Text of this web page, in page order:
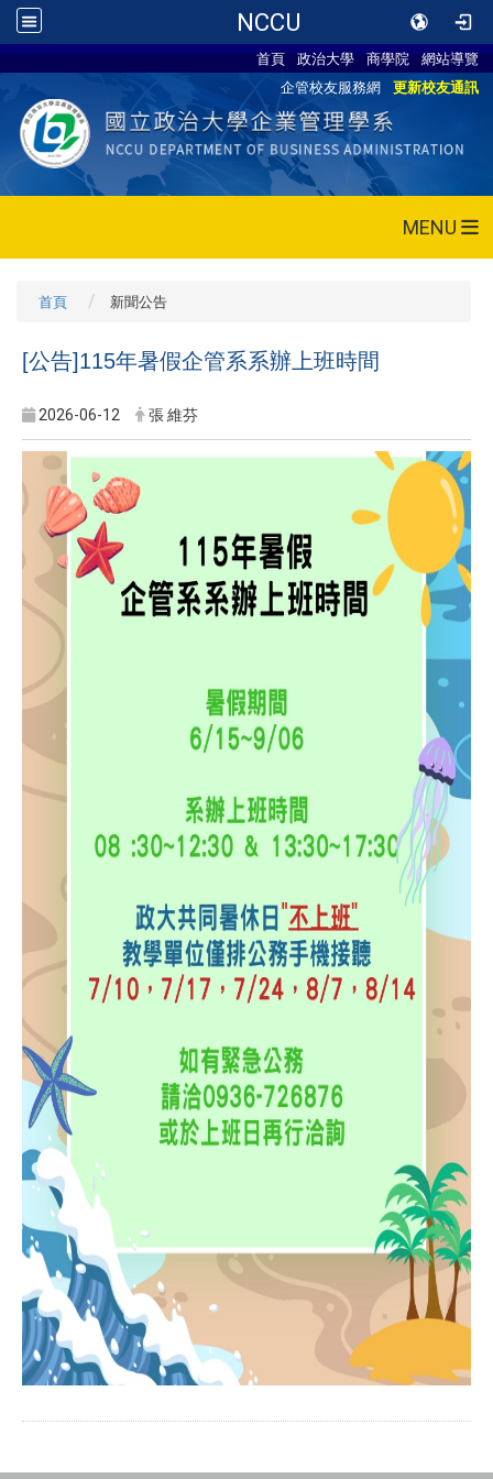
NCCU
首頁 政治大學 商學院
網站導覽
企管校友服務網
更新校友通訊
MENU
首頁 新聞公告
[公告]115年暑假企管系系辦上班時間
2026-06-12 張 維芬